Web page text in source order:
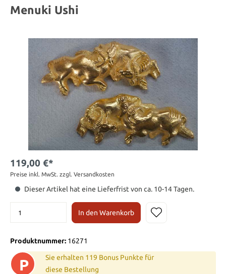
Menuki Ushi
119,00 €*
Preise inkl. MwSt. zzgl. Versandkosten
Dieser Artikel hat eine Lieferfrist von ca. 10-14 Tagen.
In den Warenkorb
Produktnummer: 16271
P
Sie erhalten 119 Bonus Punkte für
diese Bestellung